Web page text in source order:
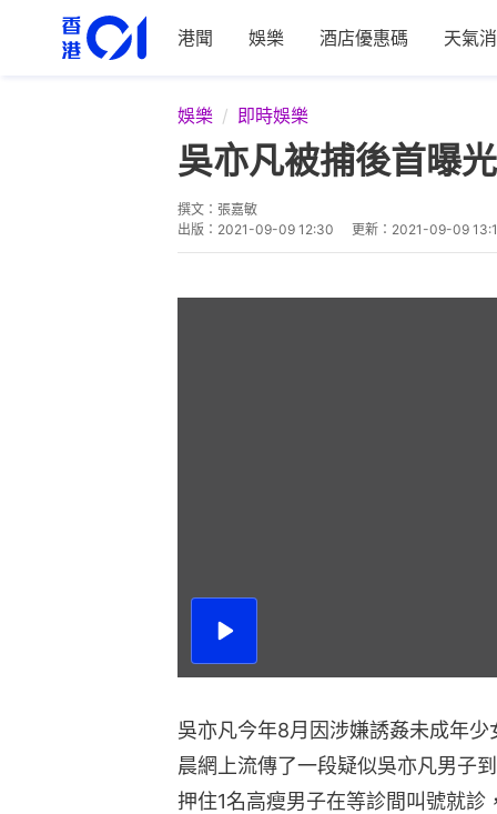
港聞 娛樂 酒店優惠碼 天氣
娛樂 即時娛樂
吳亦凡被捕後首曝
撰文： 張嘉敏
出版： 2021-09-09 12:30 更新： 2021-09-09
播
吳亦凡今年8月因涉嫌誘姦未成年
晨網上流傳了一段疑似吳亦凡男子
押住1名高瘦男子在等診間叫號就